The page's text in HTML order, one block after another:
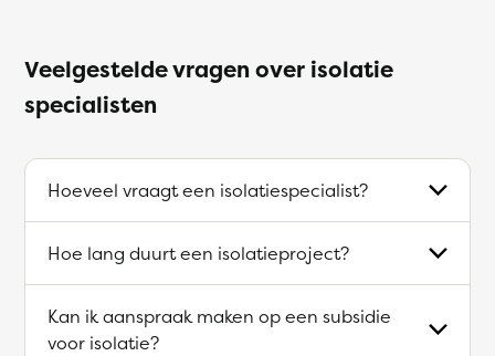
Veelgestelde vragen over isolatie
specialisten
Hoeveel vraagt een isolatiespecialist?
Hoe lang duurt een isolatieproject?
Kan ik aanspraak maken op een subsidie
voor isolatie?